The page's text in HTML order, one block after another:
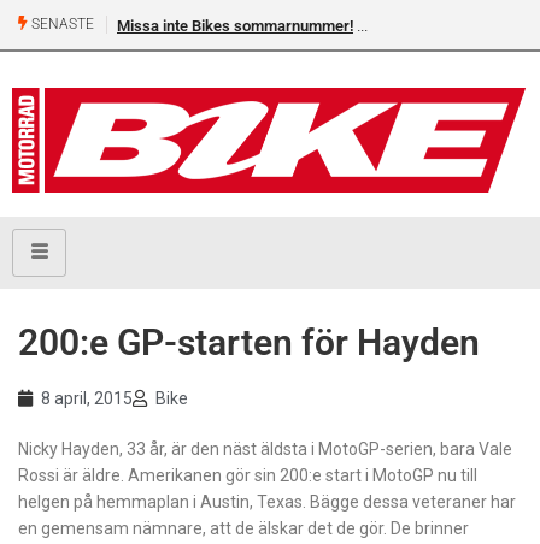
SENASTE Missa inte Bikes sommarnummer!
200:e GP-starten för Hayden
8 april, 2015 Bike
Nicky Hayden, 33 år, är den näst äldsta i MotoGP-serien, bara Vale
Rossi är äldre. Amerikanen gör sin 200:e start i MotoGP nu till
helgen på hemmaplan i Austin, Texas. Bägge dessa veteraner har
en gemensam nämnare, att de älskar det de gör. De brinner